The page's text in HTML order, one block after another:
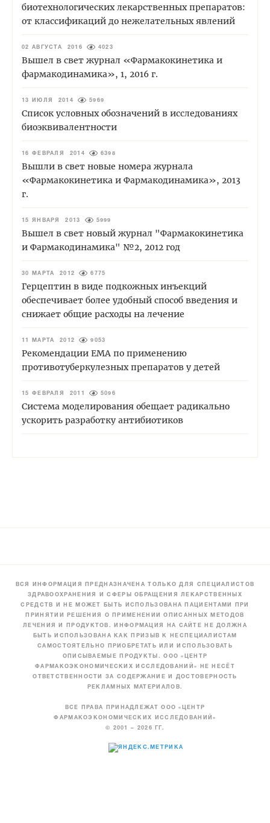
биотехнологических лекарственных препаратов:
от классификаций до нежелательных явлений
02 АВГУСТА 2016 4023
Вышел в свет журнал «Фармакокинетика и
фармакодинамика», 1, 2016 г.
13 ИЮЛЯ 2014 5969
Список условных обозначений в исследованиях
биоэквивалентности
16 ФЕВРАЛЯ 2014 6398
Вышли в свет новые номера журнала
«Фармакокинетика и Фармакодинамика», 2013
г.
15 ЯНВАРЯ 2013 5999
Вышел в свет новый журнал "Фармакокинетика
и Фармакодинамика" №2, 2012 год
30 МАРТА 2012 6775
Герцептин в виде подкожных инъекций
обеспечивает более удобный способ введения и
снижает общие расходы на лечение
11 МАРТА 2012 9053
Рекомендации EMA по применению
противотуберкулезных препаратов у детей
15 ФЕВРАЛЯ 2011 5096
Система моделирования обещает радикально
ускорить разработку антибиотиков
ВСЯ ИНФОРМАЦИЯ ПРЕДНАЗНАЧЕНА ТОЛЬКО ДЛЯ СПЕЦИАЛИСТОВ
ЗДРАВООХРАНЕНИЯ И СФЕРЫ ОБРАЩЕНИЯ ЛЕКАРСТВЕННЫХ
СРЕДСТВ И НЕ МОЖЕТ БЫТЬ ИСПОЛЬЗОВАНА ПАЦИЕНТАМИ ПРИ
ПРИНЯТИИ РЕШЕНИЯ О ПРИМЕНЕНИИ ОПИСАННЫХ МЕТОДОВ
ЛЕЧЕНИЯ И ПРОДУКТОВ. ИНФОРМАЦИЯ НА САЙТЕ НЕ ДОЛЖНА
БЫТЬ ИСПОЛЬЗОВАНА КАК ПРИЗЫВ К НЕСПЕЦИАЛИСТАМ
САМОСТОЯТЕЛЬНО ПРИОБРЕТАТЬ ИЛИ ИСПОЛЬЗОВАТЬ
ОПИСЫВАЕМЫЕ ПРОДУКТЫ. ООО «ЦЕНТР
ФАРМАКОЭКОНОМИЧЕСКИХ ИССЛЕДОВАНИЙ» НЕ НЕСЁТ
ОТВЕТСТВЕННОСТИ ЗА СОДЕРЖАНИЕ И ДОСТОВЕРНОСТЬ
РЕКЛАМНЫХ МАТЕРИАЛОВ.
ВСЕ ПРАВА ПРИНАДЛЕЖАТ ООО «ЦЕНТР
ФАРМАКОЭКОНОМИЧЕСКИХ ИССЛЕДОВАНИЙ»
© 2001 – 2026 ГГ.